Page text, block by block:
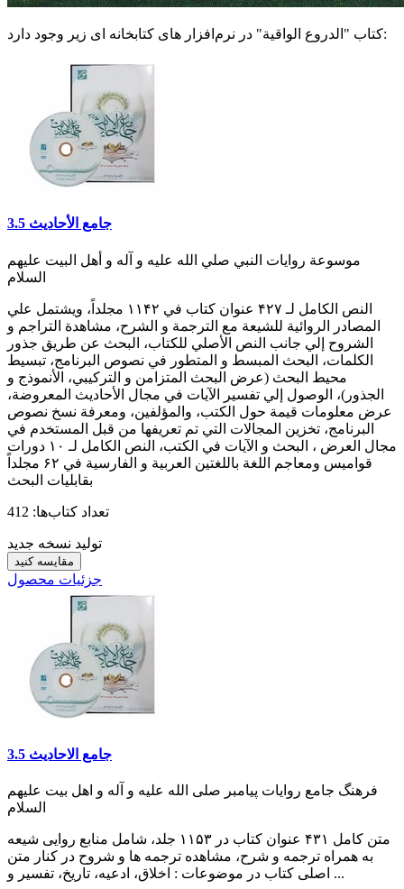
کتاب "الدروع الواقية" در نرم‌افزار های کتابخانه ای زیر وجود دارد:
جامع الأحاديث 3.5
موسوعة روايات النبي صلي الله عليه و آله و أهل البيت عليهم
السلام
النص الكامل لـ ۴۲۷ عنوان كتاب في ۱۱۴۲ مجلداً، ويشتمل علي
المصادر الروائية للشيعة مع الترجمة و الشرح، مشاهدة التراجم و
الشروح إلي جانب النص الأصلي للكتاب، البحث عن طريق جذور
الكلمات، البحث المبسط و المتطور في نصوص البرنامج، تبسيط
محيط البحث (عرض البحث المتزامن و التركيبي، الأنموذج و
الجذور)، الوصول إلي تفسير الآيات في مجال الأحاديث المعروضة،
عرض معلومات قيمة حول الكتب، والمؤلفين، ومعرفة نسخ نصوص
البرنامج، تخزين المجالات التي تم تعريفها من قبل المستخدم في
مجال العرض ، البحث و الآيات في الكتب، النص الكامل لـ ۱۰ دورات
قواميس ومعاجم اللغة باللغتين العربية و الفارسية في ۶۲ مجلداً
بقابليات البحث
تعداد کتاب‌ها: 412
تولید نسخه جدید
مقایسه کنید
جزئیات محصول
جامع الاحادیث 3.5
فرهنگ جامع روایات پیامبر صلی الله علیه و آله و اهل بیت علیهم
السلام
متن کامل ۴۳۱ عنوان کتاب در ۱۱۵۳ جلد، شامل منابع روایی شیعه
به همراه ترجمه و شرح، مشاهده ترجمه ها و شروح در کنار متن
اصلی کتاب در موضوعات : اخلاق، ادعیه، تاریخ، تفسیر و ...